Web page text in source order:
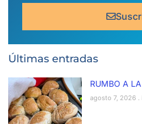
Últimas entradas
RUMBO A
agosto 7, 2026